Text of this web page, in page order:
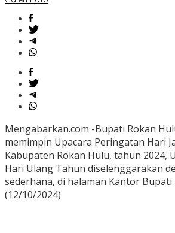
Mengabarkan.com -Bupati Rokan
memimpin Upacara Peringatan Hari
Kabupaten Rokan Hulu, tahun 2024,
Hari Ulang Tahun diselenggarakan
sederhana, di halaman Kantor Bupati
(12/10/2024)